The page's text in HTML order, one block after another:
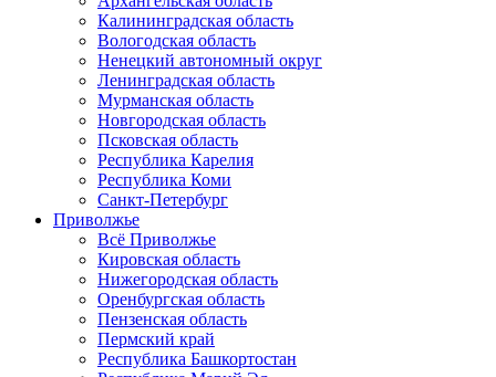
Калининградская область
Вологодская область
Ненецкий автономный округ
Ленинградская область
Мурманская область
Новгородская область
Псковская область
Республика Карелия
Республика Коми
Санкт-Петербург
Приволжье
Всё Приволжье
Кировская область
Нижегородская область
Оренбургская область
Пензенская область
Пермский край
Республика Башкортостан